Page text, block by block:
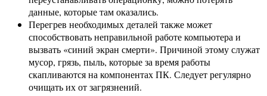
данные, которые там оказались.
Перегрев необходимых деталей также может
способствовать неправильной работе компьютера и
вызвать «синий экран смерти». Причиной этому служат
мусор, грязь, пыль, которые за время работы
скапливаются на компонентах ПК. Следует регулярно
очищать их от загрязнений.